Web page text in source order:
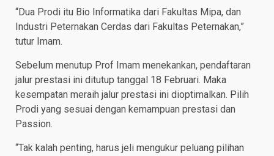
“Dua Prodi itu Bio Informatika dari Fakultas Mipa, dan
Industri Peternakan Cerdas dari Fakultas Peternakan,”
tutur Imam.
Sebelum menutup Prof Imam menekankan, pendaftaran
jalur prestasi ini ditutup tanggal 18 Februari. Maka
kesempatan meraih jalur prestasi ini dioptimalkan. Pilih
Prodi yang sesuai dengan kemampuan prestasi dan
Passion.
“Tak kalah penting, harus jeli mengukur peluang pilihan